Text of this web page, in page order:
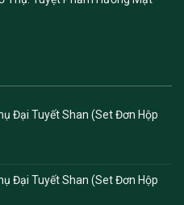
Đại Tuyết Shan (Set Đơn Hộp
Đại Tuyết Shan (Set Đơn Hộp